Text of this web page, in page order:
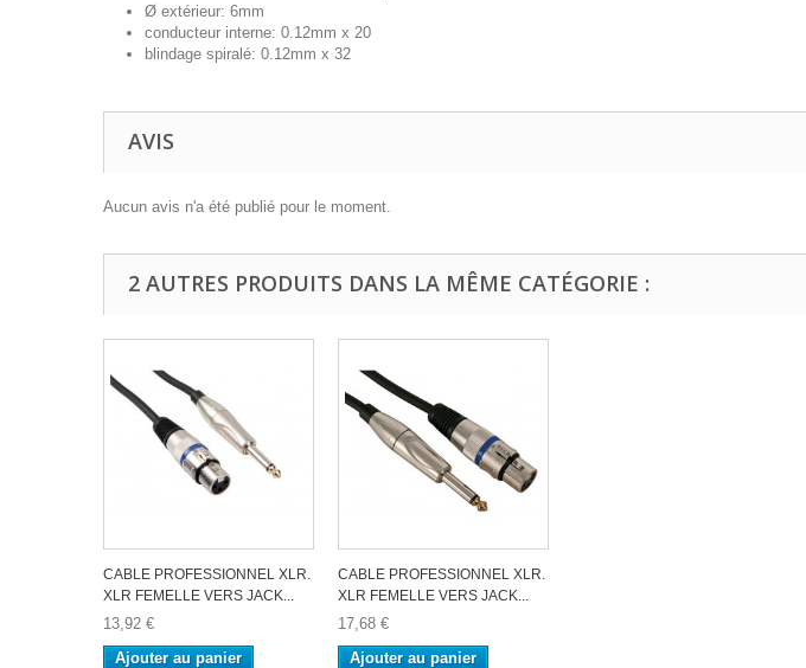
Ø extérieur: 6mm
conducteur interne: 0.12mm x 20
blindage spiralé: 0.12mm x 32
AVIS
Aucun avis n'a été publié pour le moment.
2 AUTRES PRODUITS DANS LA MÊME CATÉGORIE :
CABLE PROFESSIONNEL XLR.
XLR FEMELLE VERS JACK...
13,92 €
Ajouter au panier
CABLE PROFESSIONNEL XLR.
XLR FEMELLE VERS JACK...
17,68 €
Ajouter au panier